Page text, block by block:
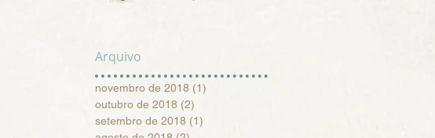
Arquivo
novembro de 2018 (1)
outubro de 2018 (2)
setembro de 2018 (1)